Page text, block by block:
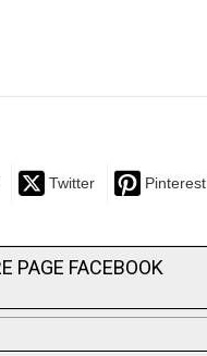
Twitter Pinterest
PAGE FACEBOOK